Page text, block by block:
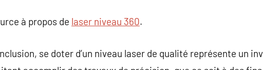
à propos de laser niveau 360.
se doter d’un niveau laser de qualité représente un